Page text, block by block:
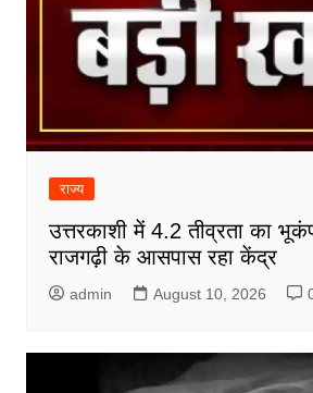
राज्य
उत्तरकाशी में 4.2 तीव्रता का
राजगढ़ी के आसपास रहा केंद्र
admin August 10, 2026